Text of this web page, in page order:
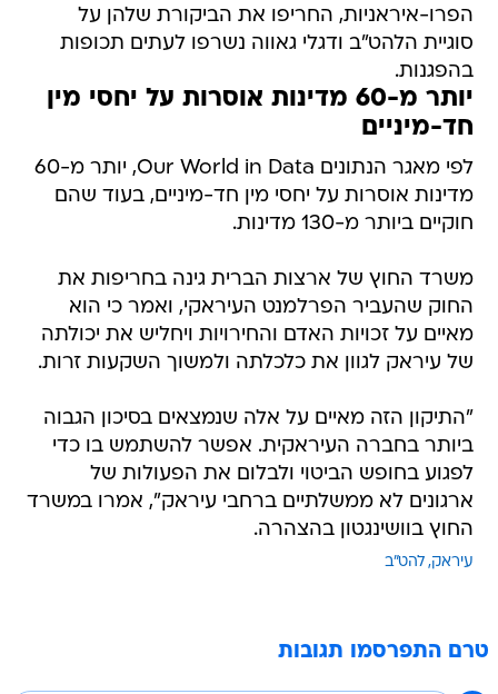
הפרו-איראניות, החריפו את הביקורת שלהן על
סוגיית הלהט"ב ודגלי גאווה נשרפו לעתים תכופות
בהפגנות.
יותר מ-60 מדינות אוסרות על יחסי מין
חד-מיניים
לפי מאגר הנתונים Our World in Data, יותר מ-60
מדינות אוסרות על יחסי מין חד-מיניים, בעוד שהם
חוקיים ביותר מ-130 מדינות.
משרד החוץ של ארצות הברית גינה בחריפות את
החוק שהעביר הפרלמנט העיראקי, ואמר כי הוא
מאיים על זכויות האדם והחירויות ויחליש את יכולתה
של עיראק לגוון את כלכלתה ולמשוך השקעות זרות.
"התיקון הזה מאיים על אלה שנמצאים בסיכון הגבוה
ביותר בחברה העיראקית. אפשר להשתמש בו כדי
לפגוע בחופש הביטוי ולבלום את הפעולות של
ארגונים לא ממשלתיים ברחבי עיראק", אמרו במשרד
החוץ בוושינגטון בהצהרה.
עיראק להט"ב
טרם התפרסמו תגובות